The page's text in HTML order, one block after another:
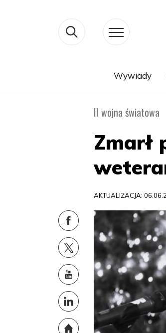
Wywiady
II wojna światowa
Zmarł
AKTUALIZACJA: